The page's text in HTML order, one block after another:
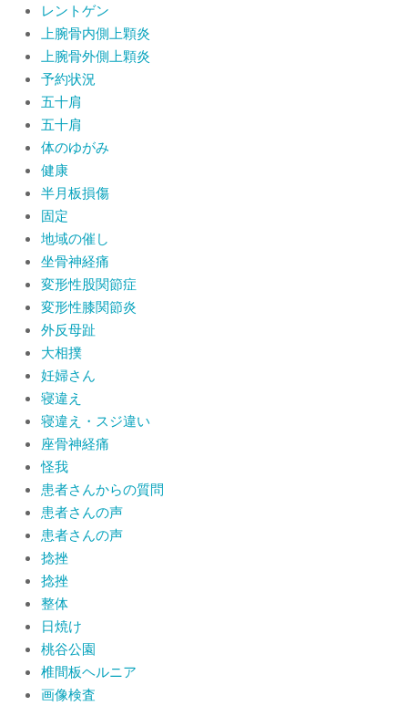
レントゲン
上腕骨内側上顆炎
上腕骨外側上顆炎
予約状況
五十肩
五十肩
体のゆがみ
健康
半月板損傷
固定
地域の催し
坐骨神経痛
変形性股関節症
変形性膝関節炎
外反母趾
大相撲
妊婦さん
寝違え
寝違え・スジ違い
座骨神経痛
怪我
患者さんからの質問
患者さんの声
患者さんの声
捻挫
捻挫
整体
日焼け
桃谷公園
椎間板ヘルニア
画像検査